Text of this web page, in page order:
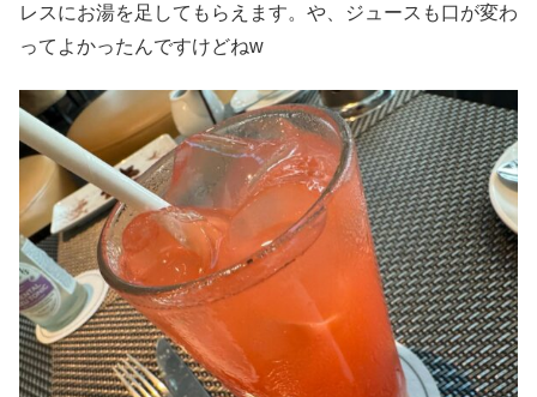
レスにお湯を足してもらえます。や、ジュースも口が変わ
ってよかったんですけどねw